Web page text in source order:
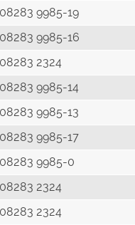
08283 9985-19
08283 9985-16
08283 2324
08283 9985-14
08283 9985-13
08283 9985-17
08283 9985-0
08283 2324
08283 2324